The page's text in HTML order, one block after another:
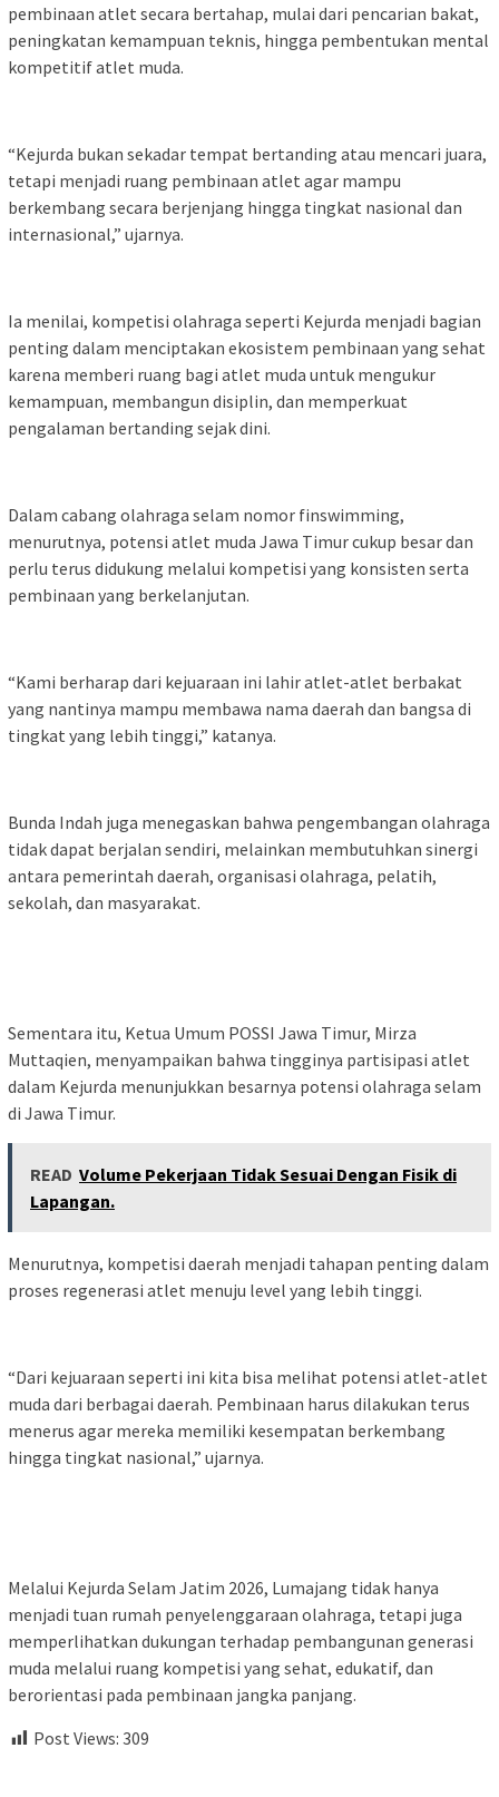
pembinaan atlet secara bertahap, mulai dari pencarian bakat,
peningkatan kemampuan teknis, hingga pembentukan mental
kompetitif atlet muda.
“Kejurda bukan sekadar tempat bertanding atau mencari juara,
tetapi menjadi ruang pembinaan atlet agar mampu
berkembang secara berjenjang hingga tingkat nasional dan
internasional,” ujarnya.
Ia menilai, kompetisi olahraga seperti Kejurda menjadi bagian
penting dalam menciptakan ekosistem pembinaan yang sehat
karena memberi ruang bagi atlet muda untuk mengukur
kemampuan, membangun disiplin, dan memperkuat
pengalaman bertanding sejak dini.
Dalam cabang olahraga selam nomor finswimming,
menurutnya, potensi atlet muda Jawa Timur cukup besar dan
perlu terus didukung melalui kompetisi yang konsisten serta
pembinaan yang berkelanjutan.
“Kami berharap dari kejuaraan ini lahir atlet-atlet berbakat
yang nantinya mampu membawa nama daerah dan bangsa di
tingkat yang lebih tinggi,” katanya.
Bunda Indah juga menegaskan bahwa pengembangan olahraga
tidak dapat berjalan sendiri, melainkan membutuhkan sinergi
antara pemerintah daerah, organisasi olahraga, pelatih,
sekolah, dan masyarakat.
Sementara itu, Ketua Umum POSSI Jawa Timur, Mirza
Muttaqien, menyampaikan bahwa tingginya partisipasi atlet
dalam Kejurda menunjukkan besarnya potensi olahraga selam
di Jawa Timur.
READ Volume Pekerjaan Tidak Sesuai Dengan Fisik di
Lapangan.
Menurutnya, kompetisi daerah menjadi tahapan penting dalam
proses regenerasi atlet menuju level yang lebih tinggi.
“Dari kejuaraan seperti ini kita bisa melihat potensi atlet-atlet
muda dari berbagai daerah. Pembinaan harus dilakukan terus
menerus agar mereka memiliki kesempatan berkembang
hingga tingkat nasional,” ujarnya.
Melalui Kejurda Selam Jatim 2026, Lumajang tidak hanya
menjadi tuan rumah penyelenggaraan olahraga, tetapi juga
memperlihatkan dukungan terhadap pembangunan generasi
muda melalui ruang kompetisi yang sehat, edukatif, dan
berorientasi pada pembinaan jangka panjang.
Post Views: 309